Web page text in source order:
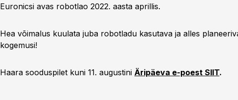
Euronicsi avas robotlao 2022. aasta aprillis.
Hea võimalus kuulata juba robotladu kasutava ja alles
kogemusi!
Haara sooduspilet kuni 11. augustini Äripäeva e-poest SIIT.